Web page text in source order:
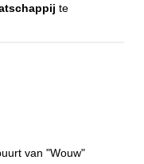
te
van "Wouw"